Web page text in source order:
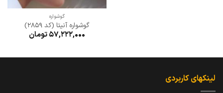
گوشواره
گوشواره آنیتا (کد 2859)
57,222,000تومان
لینکهای کاربردی